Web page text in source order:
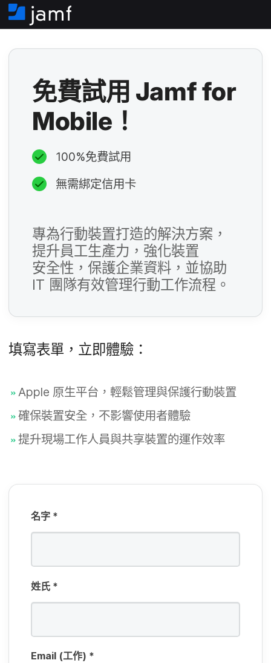
住
家
免費​試用 Jamf for
Mobile ！
100%免費​試用
無​需​綁定​信用​卡
專為​行動​裝置​打造​的​解決​方案，​
提升​員工​生​產力，​強化​裝置​
安全性，​保護​企業​資料，​並​協助
IT 團隊​有效​管理​行動​工作​流程。
名​字 *
必
欄
位
姓​氏 *
必
欄
位
Email (工作) *
必
欄
位
必
填​
位
填​
位
必
填​
欄
填寫​表單，​立即​體驗：
Apple 原生平台，​輕鬆​管理​與​保護​行動​裝置
確​保​裝置​安全，​不​影響​使用​者​體驗
提升​現場​工作​人員​與​共享​裝置​的​運作​效率